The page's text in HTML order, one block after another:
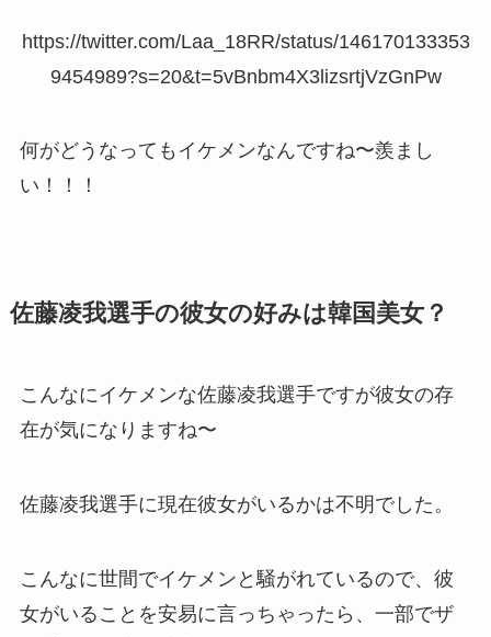
https://twitter.com/Laa_18RR/status/146170133353
9454989?s=20&t=5vBnbm4X3lizsrtjVzGnPw
何がどうなってもイケメンなんですね〜羨まし
い！！！
佐藤凌我選手の彼女の好みは韓国美女？
こんなにイケメンな佐藤凌我選手ですが彼女の存
在が気になりますね〜
佐藤凌我選手に現在彼女がいるかは不明でした。
こんなに世間でイケメンと騒がれているので、彼
女がいることを安易に言っちゃったら、一部でザ